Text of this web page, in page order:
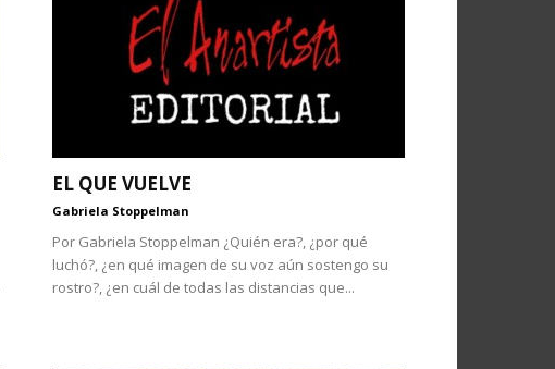
EL QUE VUELVE
Gabriela Stoppelman
Por Gabriela Stoppelman ¿Quién era?, ¿por qué
luchó?, ¿en qué imagen de su voz aún sostengo su
rostro?, ¿en cuál de todas las distancias que...